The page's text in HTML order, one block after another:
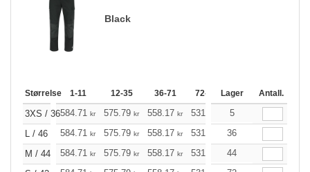
Black
Størrelse 1-11 12-35 36-71 72-143 144-287
Lager Antall.
3XS / 36584.71 kr 575.79 kr 558.17 kr 531.52
5
L / 46
584.71 kr 575.79 kr 558.17 kr 531.52 504.98
36
M / 44
584.71 kr 575.79 kr 558.17 kr 531.52 504.98
44